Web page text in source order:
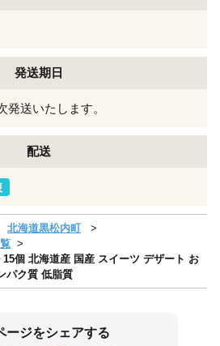
発送期日
送いたします。
配送
北海道黒松内町
個 北海道産 国産 スイーツ デザート お
パク質 低脂質
ージをシェアする